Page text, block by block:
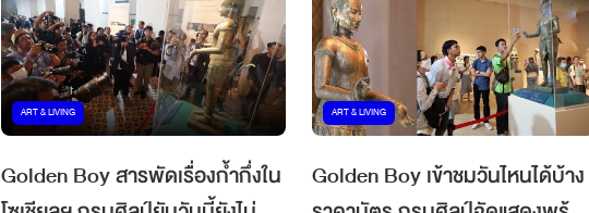
ART & LIVING
Golden Boy สารพัดเรื่องก้ำกึ่งใน
ART & LIVING
Golden Boy เข้าชมวันไหนได้บ้าง